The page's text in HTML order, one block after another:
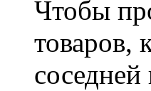
Чтобы
товаров,
соседней